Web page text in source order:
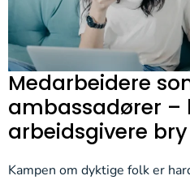
Medarbeidere
ambassadører –
arbeidsgivere
Kampen om dyktige folk er